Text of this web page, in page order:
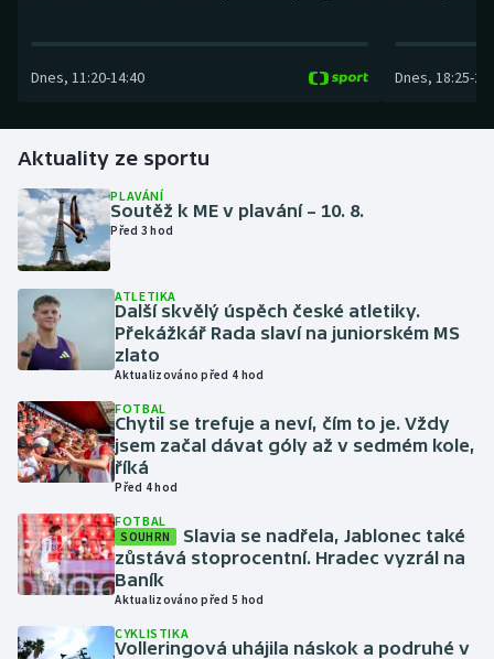
Golf
Gymnastika
Házená
Jezdectví
Judo
Krasobruslení
Lezení
Lyže a snowboard
Moderní pětiboj
Motorsport
Dnes, 11:20-14:40 Dnes, 18:25-
Aktuality ze sportu
PLAVÁNÍ
Soutěž k ME v plavání – 10. 8.
Před 3 hod
ATLETIKA
Další skvělý úspěch české atletiky.
Překážkář Rada slaví na juniorském MS
zlato
Aktualizováno před 4 hod
FOTBAL
Chytil se trefuje a neví, čím to je. Vždy
jsem začal dávat góly až v sedmém kole,
říká
Před 4 hod
FOTBAL
SOUHRN
Slavia se nadřela, Jablonec také
zůstává stoprocentní. Hradec vyzrál na
Baník
Aktualizováno před 5 hod
CYKLISTIKA
Volleringová uhájila náskok a podruhé v